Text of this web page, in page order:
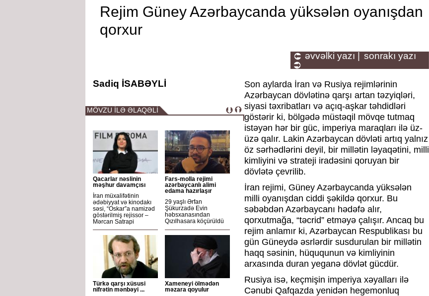
Rejim Güney Azərbaycanda yüksələn oyanışdan
qorxur
əvvəlki yazı | sonrakı yazı
Sadiq İSABƏYLİ
MÖVZU İLƏ ƏLAQƏLİ
Qacarlar nəslinin
məşhur davamçısı
İran müxalifətinin
ədəbiyyat və kinodakı
səsi, “Oskar”a namizəd
göstərilmiş rejissor –
Mərcan Satrapi
Fars-molla rejimi
azərbaycanlı alimi
edama hazırlaşır
29 yaşlı Ərfan
Şükurzadə Evin
həbsxanasından
Qızılhasara köçürüldü
Türkə qarşı xüsusi
nifrətin mənbəyi ...
Xameneyi ölmədən
məzara qoyulur
Son aylarda İran və Rusiya rejimlərinin
Azərbaycan dövlətinə qarşı artan təzyiqləri,
siyasi təxribatları və açıq-aşkar təhdidləri
göstərir ki, bölgədə müstəqil mövqe tutmaq
istəyən hər bir güc, imperiya maraqları ilə üz-
üzə qalır. Lakin Azərbaycan dövləti artıq yalnız
öz sərhədlərini deyil, bir millətin ləyaqətini, milli
kimliyini və strateji iradəsini qoruyan bir
dövlətə çevrilib.
İran rejimi, Güney Azərbaycanda yüksələn
milli oyanışdan ciddi şəkildə qorxur. Bu
səbəbdən Azərbaycanı hədəfə alır,
qorxutmağa, “təcrid” etməyə çalışır. Ancaq bu
rejim anlamır ki, Azərbaycan Respublikası bu
gün Güneydə əsrlərdir susdurulan bir millətin
haqq səsinin, hüququnun və kimliyinin
arxasında duran yeganə dövlət gücdür.
Rusiya isə, keçmişin imperiya xəyalları ilə
Cənubi Qafqazda yenidən hegemonluq